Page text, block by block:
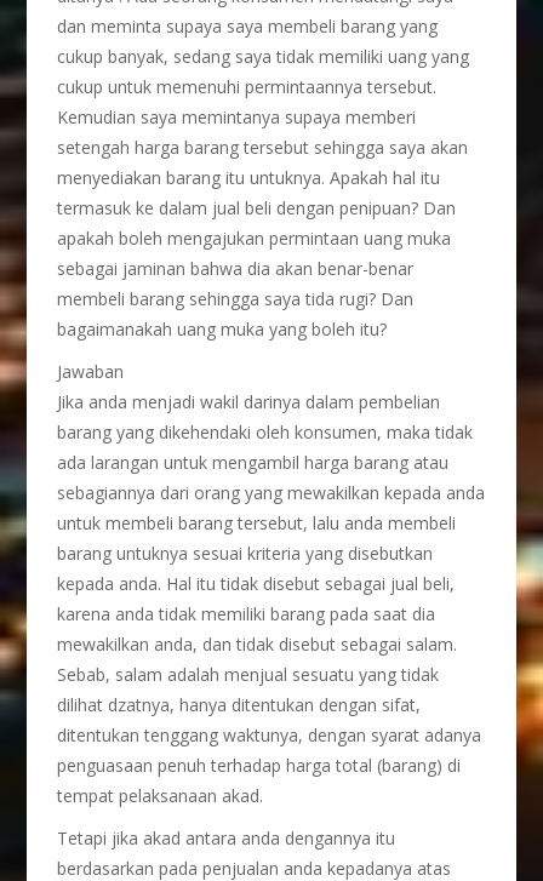
dan meminta supaya saya membeli barang yang
cukup banyak, sedang saya tidak memiliki uang yang
cukup untuk memenuhi permintaannya tersebut.
Kemudian saya memintanya supaya memberi
setengah harga barang tersebut sehingga saya akan
menyediakan barang itu untuknya. Apakah hal itu
termasuk ke dalam jual beli dengan penipuan? Dan
apakah boleh mengajukan permintaan uang muka
sebagai jaminan bahwa dia akan benar-benar
membeli barang sehingga saya tida rugi? Dan
bagaimanakah uang muka yang boleh itu?
Jawaban
Jika anda menjadi wakil darinya dalam pembelian
barang yang dikehendaki oleh konsumen, maka tidak
ada larangan untuk mengambil harga barang atau
sebagiannya dari orang yang mewakilkan kepada anda
untuk membeli barang tersebut, lalu anda membeli
barang untuknya sesuai kriteria yang disebutkan
kepada anda. Hal itu tidak disebut sebagai jual beli,
karena anda tidak memiliki barang pada saat dia
mewakilkan anda, dan tidak disebut sebagai salam.
Sebab, salam adalah menjual sesuatu yang tidak
dilihat dzatnya, hanya ditentukan dengan sifat,
ditentukan tenggang waktunya, dengan syarat adanya
penguasaan penuh terhadap harga total (barang) di
tempat pelaksanaan akad.
Tetapi jika akad antara anda dengannya itu
berdasarkan pada penjualan anda kepadanya atas